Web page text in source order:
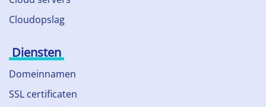
Cloudopslag
Diensten
Domeinnamen
SSL certificaten